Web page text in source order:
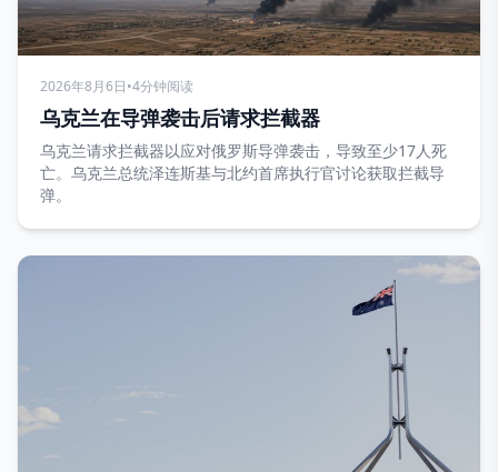
2026年8月6日•4分钟阅读
乌克兰在导弹袭击后请求拦截器
乌克兰请求拦截器以应对俄罗斯导弹袭击，导致至少17人死
亡。乌克兰总统泽连斯基与北约首席执行官讨论获取拦截导
弹。